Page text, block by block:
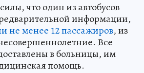
что один из автобусов
информации,
не менее 12 пассажиров, из
Все
в больницы, им
помощь.